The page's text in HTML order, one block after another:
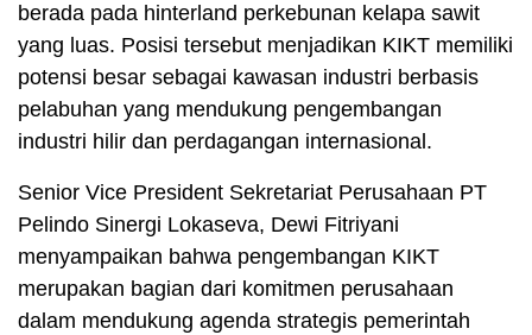
berada pada hinterland perkebunan kelapa sawit
yang luas. Posisi tersebut menjadikan KIKT memiliki
potensi besar sebagai kawasan industri berbasis
pelabuhan yang mendukung pengembangan
industri hilir dan perdagangan internasional.
Senior Vice President Sekretariat Perusahaan PT
Pelindo Sinergi Lokaseva, Dewi Fitriyani
menyampaikan bahwa pengembangan KIKT
merupakan bagian dari komitmen perusahaan
dalam mendukung agenda strategis pemerintah